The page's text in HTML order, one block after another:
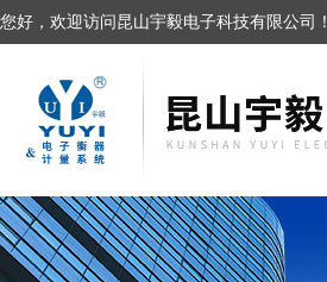
您好，欢迎访问昆山宇毅电子科技有限公司！